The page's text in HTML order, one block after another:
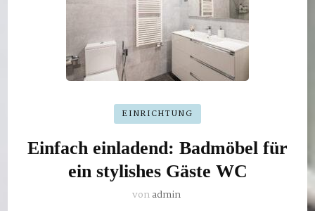
EINRICHTUNG
Einfach einladend: Badmöbel für
ein stylishes Gäste WC
vonadmin